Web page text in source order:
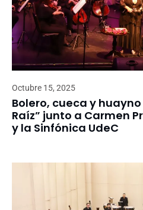
Octubre 15, 2025
Bolero, cueca y
Raíz” junto a Carmen
y la Sinfónica UdeC